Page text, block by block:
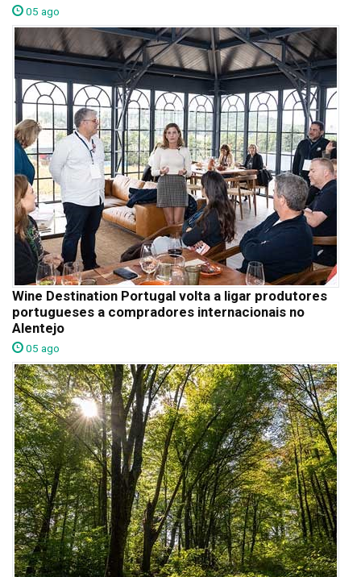
05 ago
Wine Destination Portugal volta a ligar produtores
portugueses a compradores internacionais no
Alentejo
05 ago